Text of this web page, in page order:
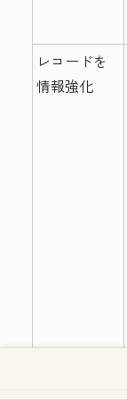
レコードを
情報強化